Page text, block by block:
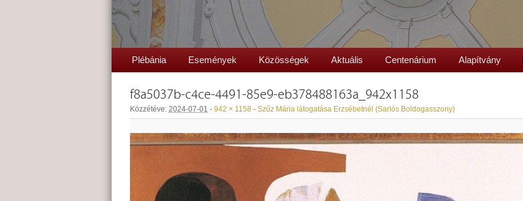
Plébánia Események Közösségek Aktuális Centenárium Alapítvány
f8a5037b-c4ce-4491-85e9-eb378488163a_942x1158
Közzétéve: 2024-07-01 - 942 × 1158 - Szűz Mária látogatása Erzsébetnél (Sarlós Boldogasszony)